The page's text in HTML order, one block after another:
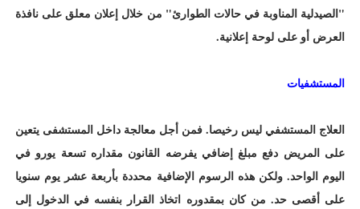
"الصيدلية المناوبة في حالات الطوارئ" من خلال إعلان معلق على نافذة
العرض أو على لوحة إعلانية.
المستشفيات
العلاج المستشفي ليس رخيصا. فمن أجل معالجة داخل المستشفى يتعين
على المريض دفع مبلغ إضافي يفرضه القانون مقداره تسعة يورو في
اليوم الواحد. ولكن هذه الرسوم الإضافية محددة بأربعة عشر يوم سنويا
على أقصى حد. من كان بمقدوره اتخاذ القرار بنفسه في الدخول إلى